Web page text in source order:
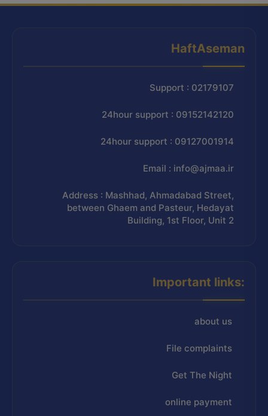
HaftAseman
Support : 02179107
24hour support : 09152142120
24hour support : 09127001914
Email : info@ajmaa.ir
Address : Mashhad, Ahmadabad Street,
between Ghaem and Pasteur, Hedayat
Building, 1st Floor, Unit 2
Important links:
about us
File complaints
Get The Night
online payment